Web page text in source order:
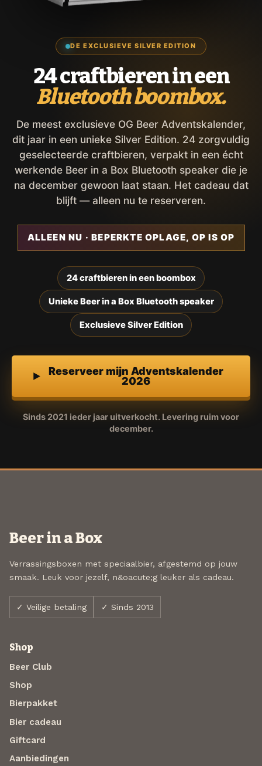
DE EXCLUSIEVE SILVER EDITION
24 craftbieren in een
Bluetooth boombox.
De meest exclusieve OG Beer Adventskalender,
dit jaar in een unieke Silver Edition. 24 zorgvuldig
geselecteerde craftbieren, verpakt in een écht
werkende Beer in a Box Bluetooth speaker die je
na december gewoon laat staan. Het cadeau dat
blijft — alleen nu te reserveren.
ALLEEN NU · BEPERKTE OPLAGE, OP IS OP
24 craftbieren in een boombox
Unieke Beer in a Box Bluetooth speaker
Exclusieve Silver Edition
Reserveer mijn Adventskalender
2026
Sinds 2021 ieder jaar uitverkocht. Levering ruim voor
december.
Beer in a Box
Verrassingsboxen met speciaalbier, afgestemd op jouw
smaak. Leuk voor jezelf, n&oacute;g leuker als cadeau.
✓ Veilige betaling ✓ Sinds 2013
Shop
Beer Club
Shop
Bierpakket
Bier cadeau
Giftcard
Aanbiedingen